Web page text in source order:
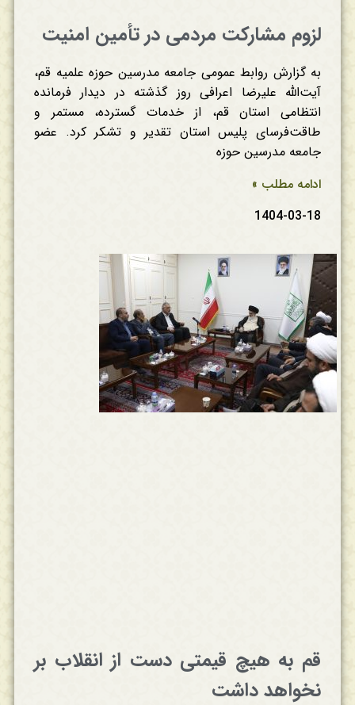
لزوم مشارکت مردمی در تأمین امنیت
به گزارش روابط عمومی جامعه مدرسین حوزه علمیه قم،
آیت‌الله علیرضا اعرافی روز گذشته در دیدار فرمانده
انتظامی استان قم، از خدمات گسترده، مستمر و
طاقت‌فرسای پلیس استان تقدیر و تشکر کرد. عضو
جامعه مدرسین حوزه
ادامه مطلب »
1404-03-18
قم به هیچ قیمتی دست از انقلاب بر
نخواهد داشت